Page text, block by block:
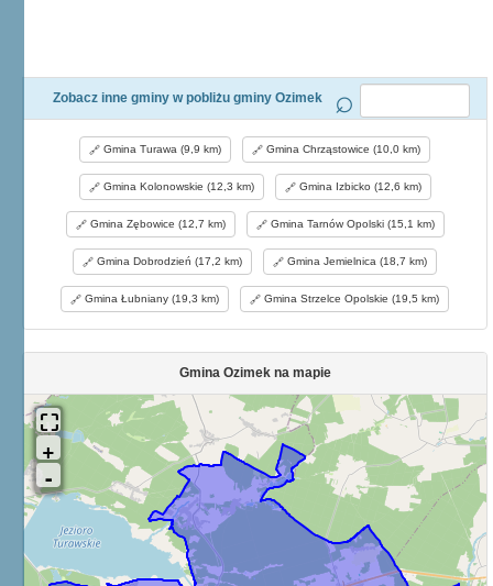
Zobacz inne gminy w pobliżu gminy Ozimek
Gmina Turawa (9,9 km) Gmina Chrząstowice (10,0 km)
Gmina Kolonowskie (12,3 km) Gmina Izbicko (12,6 km)
Gmina Zębowice (12,7 km) Gmina Tarnów Opolski (15,1 km)
Gmina Dobrodzień (17,2 km) Gmina Jemielnica (18,7 km)
Gmina Łubniany (19,3 km) Gmina Strzelce Opolskie (19,5 km)
Gmina Ozimek na mapie